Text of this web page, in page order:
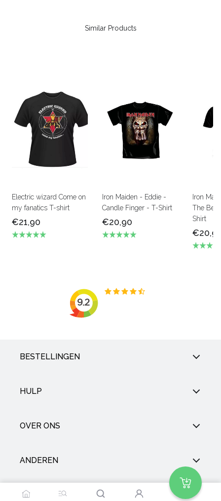
Similar Products
Electric wizard Come on
my fanatics T-shirt
€21,90
Iron Maiden - Eddie -
Candle Finger - T-Shirt
€20,90
Iron
The
Shirt
BESTELLINGEN
HULP
OVER ONS
ANDEREN
SOCIAL